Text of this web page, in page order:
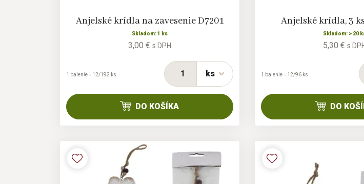
Anjelské krídla na zavesenie D7201
Skladom: 1 ks
3,00 € s DPH
ks
1 balenie = 12/192 ks
DO KOŠÍKA
Anjelské krídla, 3
Skladom: > 20
5,30 € s
1 balenie = 12/96 ks
DO